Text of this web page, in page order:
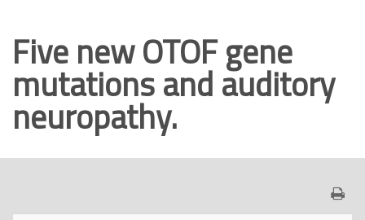
Five new OTOF gene
mutations and auditory
neuropathy.